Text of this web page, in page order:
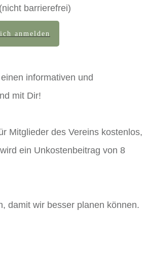
barrierefrei)
anmelden
informativen und
mit Dir!
Mitglieder des Vereins kostenlos,
ein Unkostenbeitrag von 8
damit wir besser planen können.